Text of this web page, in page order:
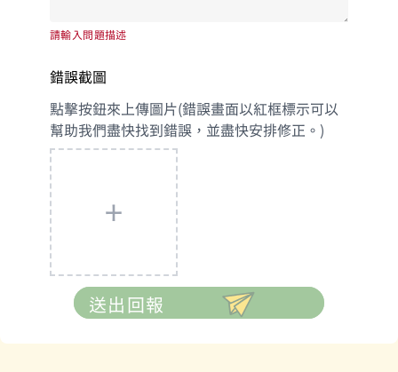
請輸入問題描述
錯誤截圖
點擊按鈕來上傳圖片(錯誤畫面以紅框標示可以
幫助我們盡快找到錯誤，並盡快安排修正。)
+
送出回報